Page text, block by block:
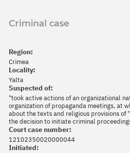
Criminal case
Region:
Crimea
Locality:
Yalta
Suspected of:
"took active actions of an organizational
organization of propaganda meetings, at
about the texts and religious provisions of
the decision to initiate criminal
Court case number:
12102350020000044
Initiated: